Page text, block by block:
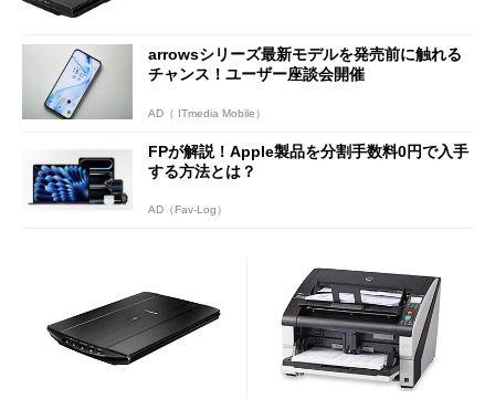
arrowsシリーズ最新モデルを発売前に触れる
チャンス！ユーザー座談会開催
AD（ ITmedia Mobile）
FPが解説！Apple製品を分割手数料0円で入手
する方法とは？
AD（Fav-Log）